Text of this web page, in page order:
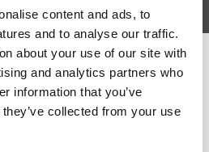
content and ads, to
and to analyse our traffic.
about your use of our site with
and analytics partners who
information that you’ve
collected from your use
från Raphael som passar för
Syntetpensel Raphael
skaft.